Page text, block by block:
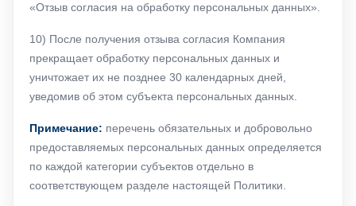
«Отзыв согласия на обработку персональных данных».
10) После получения отзыва согласия Компания
прекращает обработку персональных данных и
уничтожает их не позднее 30 календарных дней,
уведомив об этом субъекта персональных данных.
Примечание: перечень обязательных и добровольно
предоставляемых персональных данных определяется
по каждой категории субъектов отдельно в
соответствующем разделе настоящей Политики.